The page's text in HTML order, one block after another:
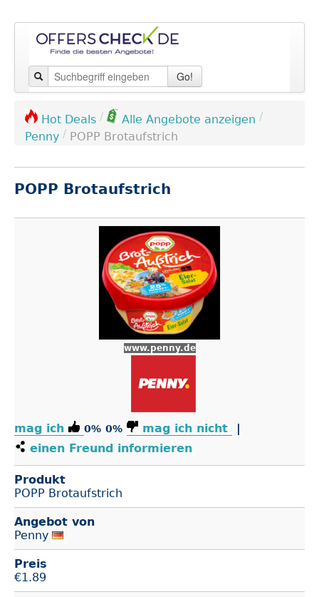
Go!
Hot Deals / Alle Angebote anzeigen /
Penny / POPP Brotaufstrich
POPP Brotaufstrich
www.penny.de
mag ich 0% 0% mag ich nicht
einen Freund informieren
Produkt
POPP Brotaufstrich
Angebot von
Penny
Preis
€1.89